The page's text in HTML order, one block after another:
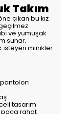
Takım
çıkan bu kız
ve yumuşak
sunar.
isteyen minikler
tasarım
paça rahat